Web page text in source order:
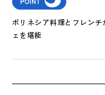
ポリネシア料理とフレン
ェを堪能